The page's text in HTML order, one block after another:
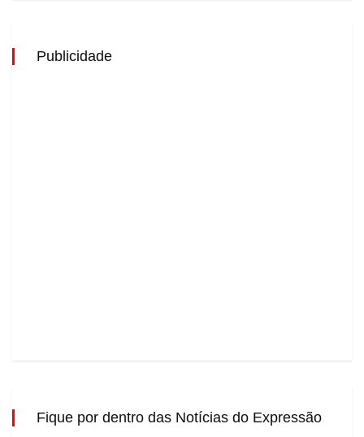
Publicidade
Fique por dentro das Notícias do Expressão